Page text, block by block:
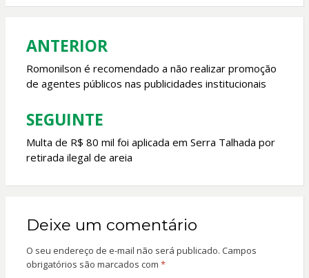
o
k
A
p
Navegação
de
Post
ANTERIOR
Romonilson é recomendado a não realizar promoção
de agentes públicos nas publicidades institucionais
SEGUINTE
Multa de R$ 80 mil foi aplicada em Serra Talhada por
retirada ilegal de areia
Deixe um comentário
O seu endereço de e-mail não será publicado. Campos
obrigatórios são marcados com *